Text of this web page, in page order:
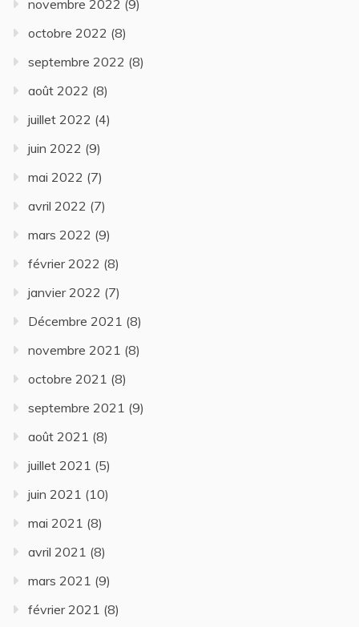
novembre 2022 (9)
octobre 2022 (8)
septembre 2022 (8)
août 2022 (8)
juillet 2022 (4)
juin 2022 (9)
mai 2022 (7)
avril 2022 (7)
mars 2022 (9)
février 2022 (8)
janvier 2022 (7)
Décembre 2021 (8)
novembre 2021 (8)
octobre 2021 (8)
septembre 2021 (9)
août 2021 (8)
juillet 2021 (5)
juin 2021 (10)
mai 2021 (8)
avril 2021 (8)
mars 2021 (9)
février 2021 (8)